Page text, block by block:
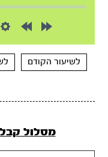
10s
10s
לשיעור הקודם
מסלול